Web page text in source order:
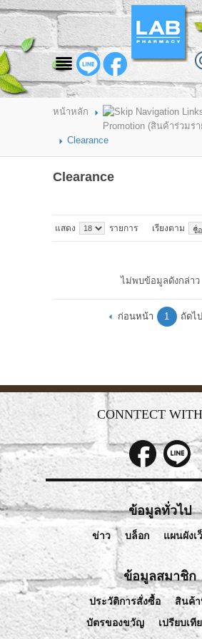
สินค้าที่สนใจ
HOME
ABOUT LAB PHARMACY
PRODUCT
BRANDS
แจ้งชำระเงิน
BRANCH
หน้าหลัก
Promotion (สินค้าร่วมร
Clearance
Clearance
เรียงตาม
แสดง รายการ
ไม่พบข้อมูลดังกล่าว
ก่อนหน้า 1 ถัดไป
CONNTECT
ข้อมูลทั่วไป
ข่าว บล็อก แผนผังเ
ข้อมูลสมาชิก
ประวัติการสั่งซื้อ
สินค้า
บัตรของขวัญ
เปรียบเที